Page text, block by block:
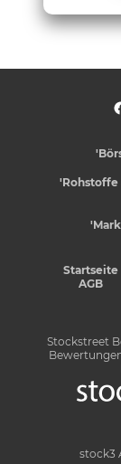
'Rohstoffe
Startseite
AGB
Stockstreet
stock3